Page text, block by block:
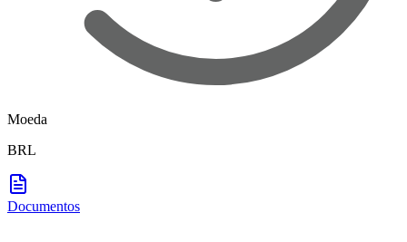
Moeda
BRL
Documentos